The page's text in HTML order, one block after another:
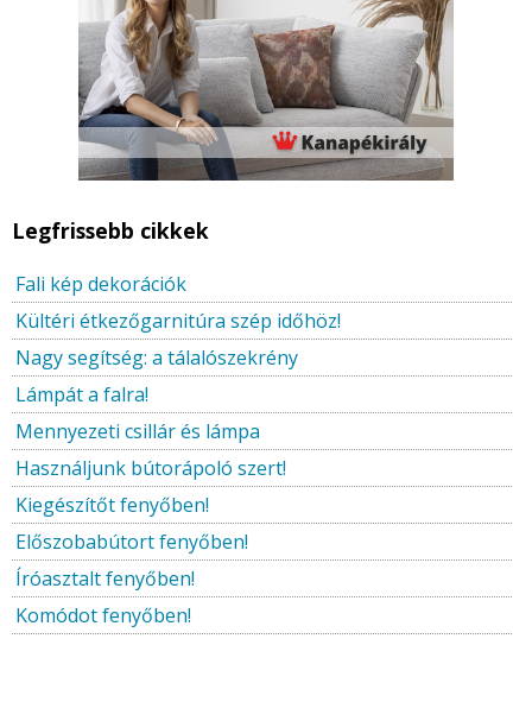
Legfrissebb cikkek
Fali kép dekorációk
Kültéri étkezőgarnitúra szép időhöz!
Nagy segítség: a tálalószekrény
Lámpát a falra!
Mennyezeti csillár és lámpa
Használjunk bútorápoló szert!
Kiegészítőt fenyőben!
Előszobabútort fenyőben!
Íróasztalt fenyőben!
Komódot fenyőben!